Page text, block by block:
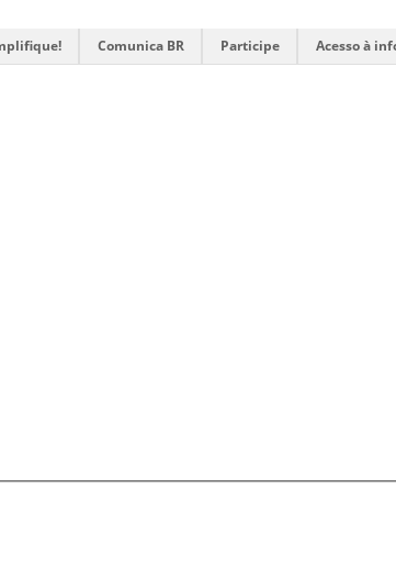
Comunica BR Participe Acesso à